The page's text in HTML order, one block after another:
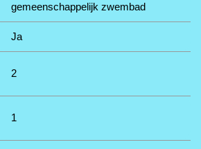
gemeenschappelijk zwembad
Ja
2
1